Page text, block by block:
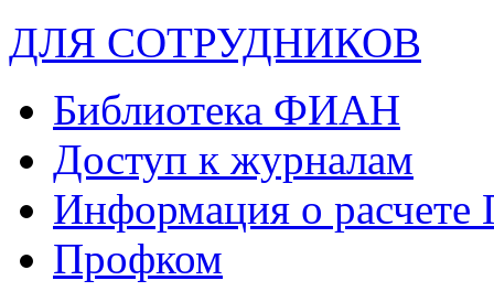
ДЛЯ СОТРУДНИКОВ
Библиотека ФИАН
Доступ к журналам
Информация о
Профком